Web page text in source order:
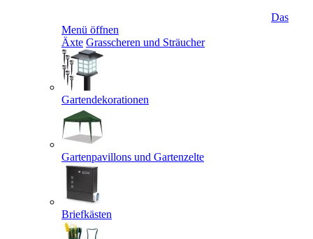
Das
Menü öffnen
Äxte Grasscheren und Sträucher
Gartendekorationen
Gartenpavillons und Gartenzelte
Briefkästen